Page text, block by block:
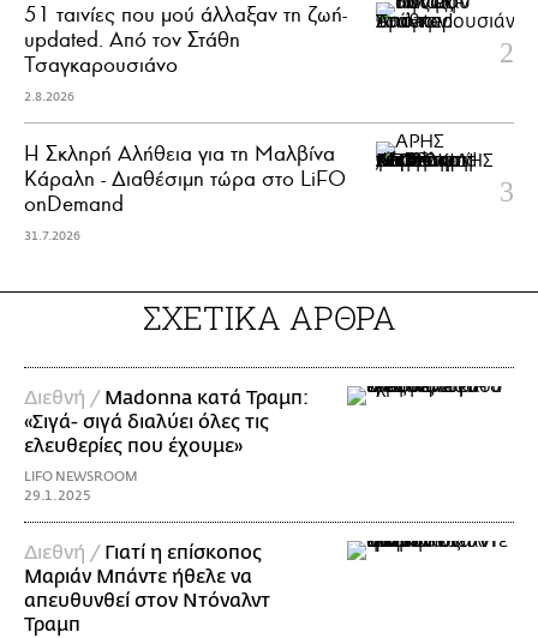
51 ταινίες που μού άλλαξαν τη ζωή-
updated. Aπό τον Στάθη
Τσαγκαρουσιάνο
2.8.2026
Η Σκληρή Αλήθεια για τη Μαλβίνα
Κάραλη - Διαθέσιμη τώρα στo LiFO
onDemand
31.7.2026
ΣΧΕΤΙΚΑ ΑΡΘΡΑ
Διεθνή / Madonna κατά Τραμπ:
«Σιγά- σιγά διαλύει όλες τις
ελευθερίες που έχουμε»
LIFO NEWSROOM
29.1.2025
Διεθνή / Γιατί η επίσκοπος
Μαριάν Μπάντε ήθελε να
απευθυνθεί στον Ντόναλντ
Τραμπ